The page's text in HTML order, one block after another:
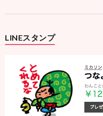
LINEスタンプ